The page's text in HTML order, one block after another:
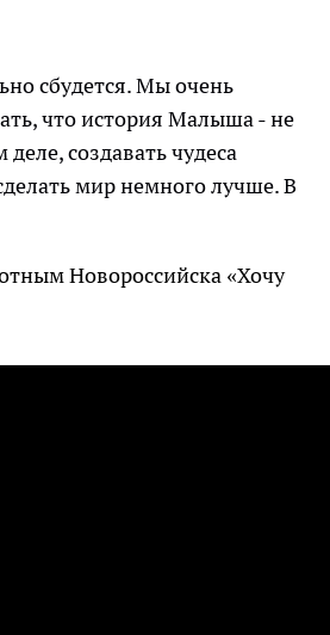
сбудется. Мы очень
что история Малыша - не
создавать чудеса
мир немного лучше. В
Новороссийска «Хочу